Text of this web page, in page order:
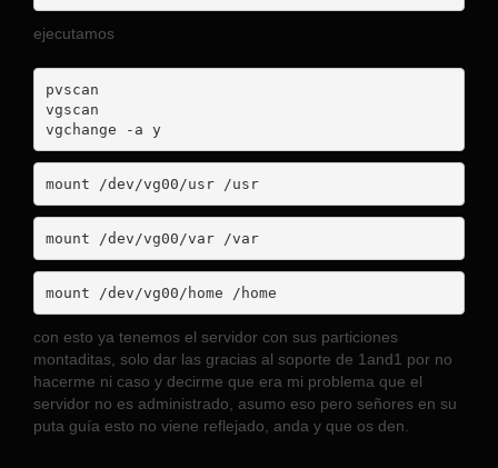
ejecutamos
pvscan
vgscan
vgchange -a y
mount /dev/vg00/usr /usr
mount /dev/vg00/var /var
mount /dev/vg00/home /home
con esto ya tenemos el servidor con sus particiones
montaditas, solo dar las gracias al soporte de 1and1 por no
hacerme ni caso y decirme que era mi problema que el
servidor no es administrado, asumo eso pero señores en su
puta guía esto no viene reflejado, anda y que os den.